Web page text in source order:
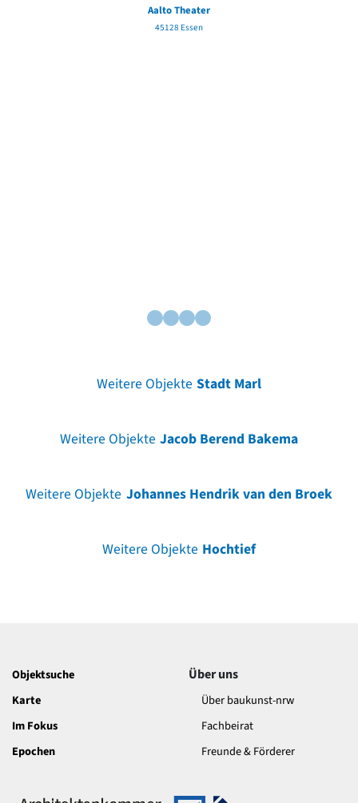
Aalto Theater
45128 Essen
Weitere Objekte Stadt Marl
Weitere Objekte Jacob Berend Bakema
Weitere Objekte Johannes Hendrik van den Broek
Weitere Objekte Hochtief
Objektsuche
Karte
Im Fokus
Epochen
Über uns
Über baukunst-nrw
Fachbeirat
Freunde & Förderer